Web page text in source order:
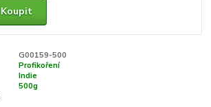
Koupit
G00159-500
Profikoření
Indie
500g